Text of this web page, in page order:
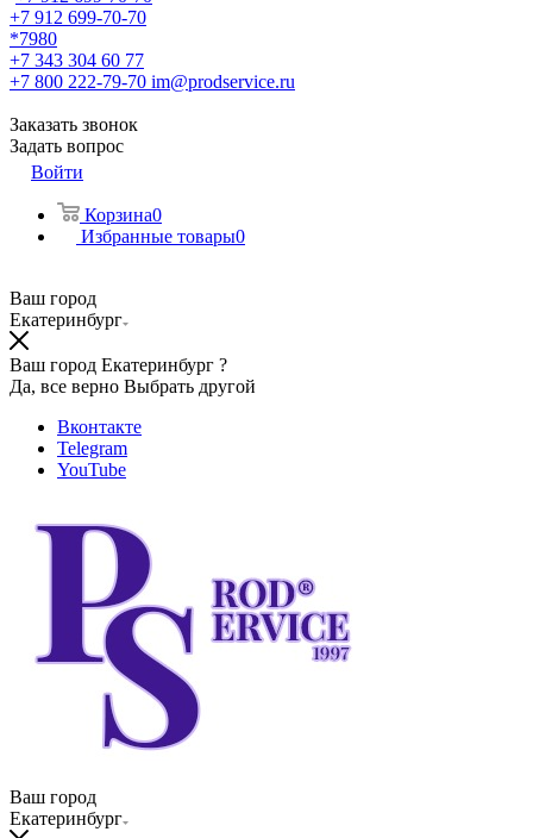
+7 912 699-70-70
*7980
+7 343 304 60 77
+7 800 222-79-70 im@prodservice.ru
Заказать звонок
Задать вопрос
Войти
Корзина0
Избранные товары0
Ваш город
Екатеринбург
Ваш город Екатеринбург ?
Да, все верно Выбрать другой
Вконтакте
Telegram
YouTube
Ваш город
Екатеринбург